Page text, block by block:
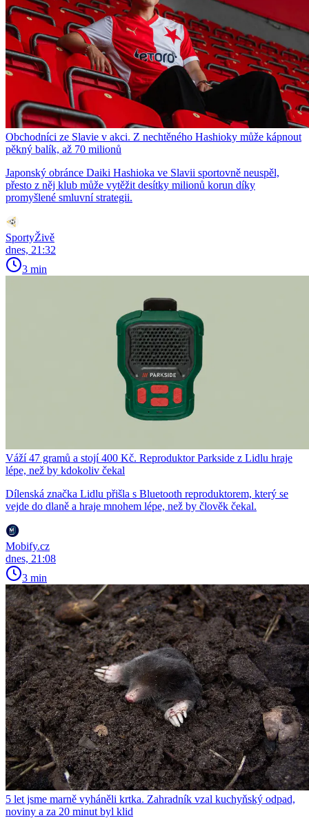
Obchodníci ze Slavie v akci. Z nechtěného Hashioky může kápnout
pěkný balík, až 70 milionů
Japonský obránce Daiki Hashioka ve Slavii sportovně neuspěl,
přesto z něj klub může vytěžit desítky milionů korun díky
promyšlené smluvní strategii.
SportyŽivě
dnes, 21:32
3 min
Váží 47 gramů a stojí 400 Kč. Reproduktor Parkside z Lidlu hraje
lépe, než by kdokoliv čekal
Dílenská značka Lidlu přišla s Bluetooth reproduktorem, který se
vejde do dlaně a hraje mnohem lépe, než by člověk čekal.
Mobify.cz
dnes, 21:08
3 min
5 let jsme marně vyháněli krtka. Zahradník vzal kuchyňský odpad,
noviny a za 20 minut byl klid